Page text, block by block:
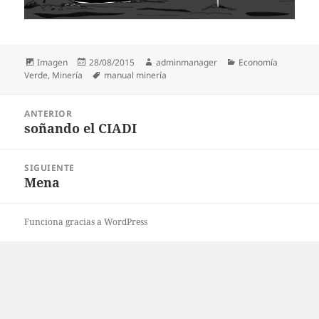
Formato
Imagen
Publicado
el
28/08/2015 Autor
adminmanager Categorías
Economía
Verde, Minería Etiquetas
manual minería
entradas
ANTERIOR
Entrada
soñando el CIADI
SIGUIENTE
Entrada
Mena
Funciona gracias a WordPress